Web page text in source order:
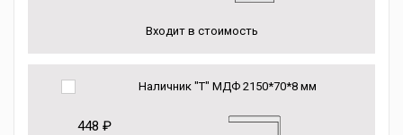
Входит в стоимость
Наличник "Т" МДФ 2150*70*8 мм
448 ₽